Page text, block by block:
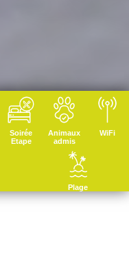
Soirée
Etape
Animaux
admis
WiFi
Plage